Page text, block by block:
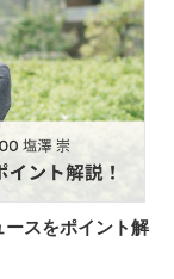
ースをポイント解